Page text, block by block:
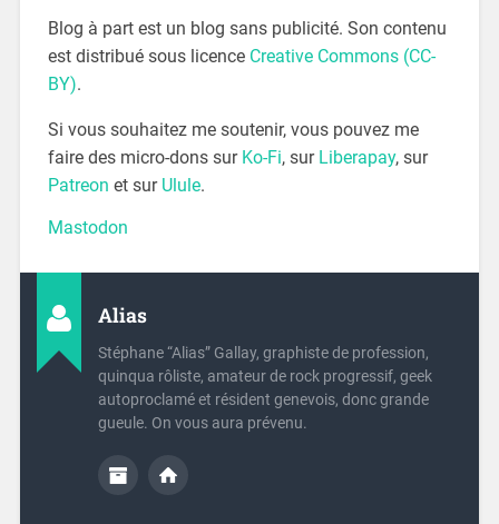
Blog à part est un blog sans publicité. Son contenu
est distribué sous licence Creative Commons (CC-
BY).
Si vous souhaitez me soutenir, vous pouvez me
faire des micro-dons sur Ko-Fi, sur Liberapay, sur
Patreon et sur Ulule.
Mastodon
Alias
Stéphane “Alias” Gallay, graphiste de profession,
quinqua rôliste, amateur de rock progressif, geek
autoproclamé et résident genevois, donc grande
gueule. On vous aura prévenu.